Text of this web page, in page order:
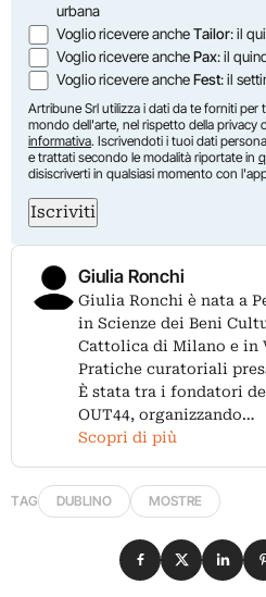
urbana
Voglio ricevere ancheTailor: il
Voglio ricevere anchePax: il
Voglio ricevere ancheFest: il
Artribune Srl utilizza i dati da te forniti
mondo dell'arte, nel rispetto della privacy
informativa. Iscrivendoti i tuoi dati
e trattati secondo le modalità riportate in
disiscriverti in qualsiasi momento con
Iscriviti
Giulia Ronchi
Giulia Ronchi è nata a
in Scienze dei Beni
Cattolica di Milano e in
Pratiche curatoriali
È stata tra i fondatori
OUT44, organizzando…
Scopri di più
TAG DUBLINO MOSTRE
Condividi su
Condividi